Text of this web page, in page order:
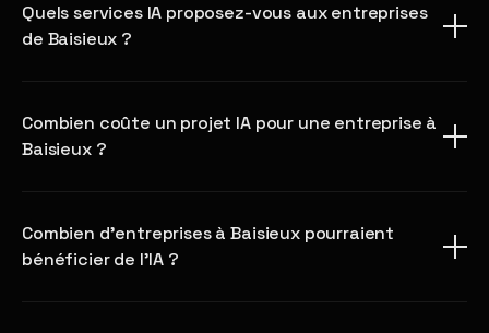
Quels services IA proposez-vous aux entreprises
de Baisieux ?
Combien coûte un projet IA pour une entreprise à
Baisieux ?
Combien d'entreprises à Baisieux pourraient
bénéficier de l'IA ?